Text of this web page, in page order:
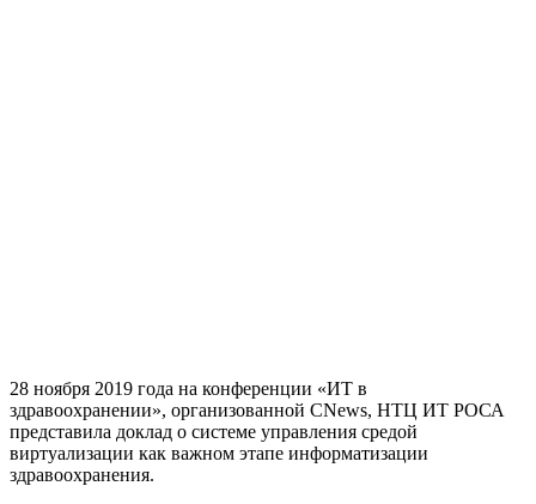
28 ноября 2019 года на конференции «ИТ в
здравоохранении», организованной CNews, НТЦ ИТ РОСА
представила доклад о системе управления средой
виртуализации как важном этапе информатизации
здравоохранения.